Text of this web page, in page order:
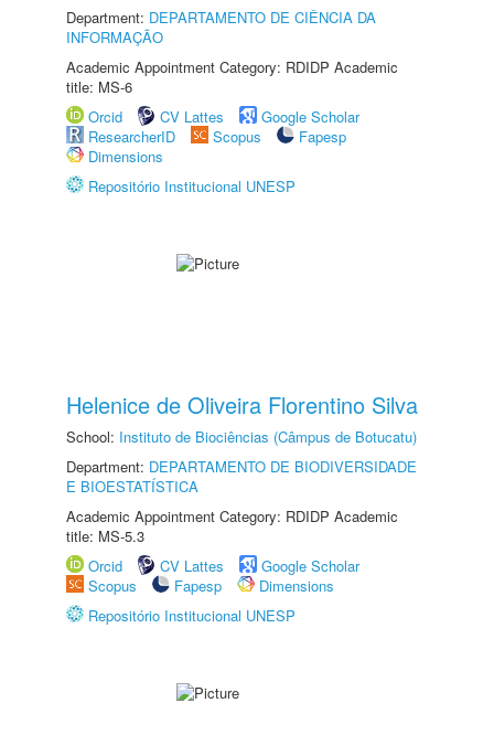
Department: DEPARTAMENTO DE CIÊNCIA DA
INFORMAÇÃO
Academic Appointment Category: RDIDP Academic
title: MS-6
Orcid
CV Lattes
Google Scholar
ResearcherID
Scopus
Fapesp
Dimensions
Repositório Institucional UNESP
Helenice de Oliveira Florentino Silva
School: Instituto de Biociências (Câmpus de Botucatu)
Department: DEPARTAMENTO DE BIODIVERSIDADE
E BIOESTATÍSTICA
Academic Appointment Category: RDIDP Academic
title: MS-5.3
Orcid
CV Lattes
Google Scholar
Scopus
Fapesp
Dimensions
Repositório Institucional UNESP